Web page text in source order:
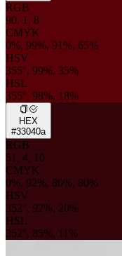
RGB
90, 1, 8
CMYK
0%, 99%, 91%, 65%
HSV
355°, 99%, 35%
HSL
355°, 98%, 18%
HEX
#33040a
RGB
51, 4, 10
CMYK
0%, 92%, 80%, 80%
HSV
352°, 92%, 20%
HSL
352°, 85%, 11%